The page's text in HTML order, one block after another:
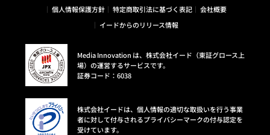
個人情報保護方針
特定商取引法に基づく表記
会社概要
イードからのリリース情報
Media Innovation は、株式会社イード（東証グロース上
場）の運営するサービスです。
証券コード：6038
株式会社イードは、個人情報の適切な取扱いを行う事業
者に対して付与されるプライバシーマークの付与認定を
受けています。